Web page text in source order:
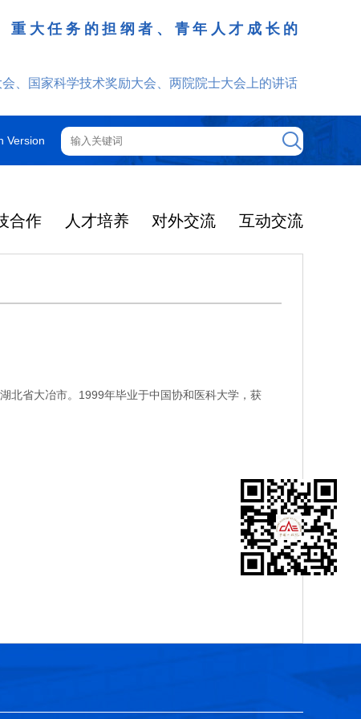
大任务的担纲者、青年人才成长的
、国家科学技术奖励大会、两院院士大会上的讲话
Version
合作 人才培养 对外交流 互动交流
省大冶市。1999年毕业于中国协和医科大学，获